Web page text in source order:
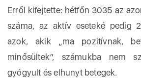
Erről kifejtette: hétfőn 3035 az
száma, az aktív eseteké pedig
azok, akik „ma pozitívnak,
minősültek”, számukba nem
gyógyult és elhunyt betegek.